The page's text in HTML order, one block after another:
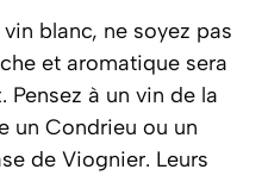
blanc, ne soyez pas
et aromatique sera
à un vin de la
un Condrieu ou un
de Viognier. Leurs